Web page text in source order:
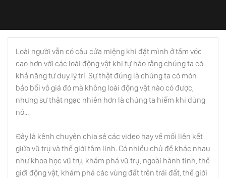
Bạn Đang Gặp Khó Khăn Khi Sáng Tạo?
Thượng Đẳng
Bền Bỉ Là Một Đức Tính Có Thể Học Được
Như Thế Nào?
Loài người vẫn có câu cửa miệng khi đặt mình ở tầm vóc
cao hơn với các loài động vật khi tự hào rằng chúng ta có
khả năng tư duy lý trí. Sự thật đúng là chúng ta có món
bảo bối vô giá đó mà không loài động vật nào có được,
nhưng sự thật ngạc nhiên hơn là chúng ta hiếm khi dùng
nó...
Đây là kênh chuyên chia sẻ các video hay về mối liên kết
giữa vũ trụ và thế giới tâm linh. Có nhiều chủ đề khác nhau
như khoa học vũ trụ, khám phá vũ trụ, ngoài hành tinh, thế
giới động vật, khám phá các vùng đất trên trái đất, thế giới